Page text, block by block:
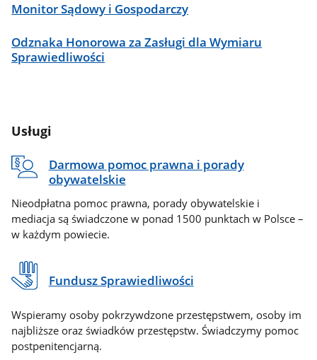
Monitor Sądowy i Gospodarczy
Odznaka Honorowa za Zasługi dla Wymiaru
Sprawiedliwości
Usługi
Darmowa pomoc prawna i porady
obywatelskie
Nieodpłatna pomoc prawna, porady obywatelskie i
mediacja są świadczone w ponad 1500 punktach w Polsce –
w każdym powiecie.
Fundusz Sprawiedliwości
Wspieramy osoby pokrzywdzone przestępstwem, osoby im
najbliższe oraz świadków przestępstw. Świadczymy pomoc
postpenitencjarną.